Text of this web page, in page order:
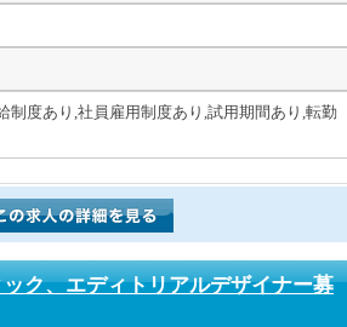
制度あり,社員雇用制度あり,試用期間あり,転勤
ク、エディトリアルデザイナー募